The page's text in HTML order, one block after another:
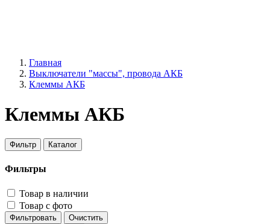
Главная
Выключатели "массы", провода АКБ
Клеммы АКБ
Клеммы АКБ
Фильтр Каталог
Фильтры
Товар в наличии
Товар с фото
Фильтровать Очистить